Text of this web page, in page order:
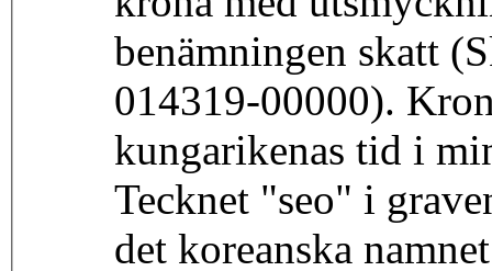
benämningen skatt
014319-00000).
kungarikenas tid i
Tecknet "seo" i
det koreanska